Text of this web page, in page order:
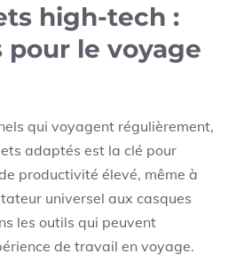
high-tech :
pour le voyage
qui voyagent régulièrement,
adaptés est la clé pour
productivité élevé, même à
universel aux casques
les outils qui peuvent
de travail en voyage.